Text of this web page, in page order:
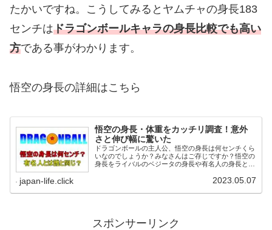
たかいですね。こうしてみるとヤムチャの身長183
センチはドラゴンボールキャラの身長比較でも高い
方である事がわかります。
悟空の身長の詳細はこちら
悟空の身長・体重をカッチリ調査！意外
さと伸び幅に驚いた
ドラゴンボールの主人公、悟空の身長は何センチくら
いなのでしょうか？みなさんはご存じですか？悟空の
身長をライバルのベジータの身長や有名人の身長と比
子の悟飯とすることでいろいろなことが見えてきまし
japan-life.click 2023.05.07
スポンサーリンク